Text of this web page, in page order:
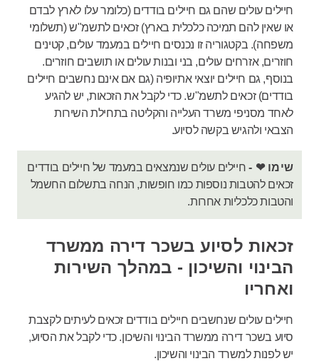
חיילים עולים שהם גם חיילים בודדים (כלומר עלו לארץ לבדם
או שאין להם תמיכה כלכלית בארץ) זכאים לתשמ"ש (תשלומי
משפחה). בקטגוריה זו נכנסים חיילים במעמד עולים, קטינים
חוזרים, אזרחים עולים, בני ובנות עולים או תושבים חוזרים.
בנוסף, גם חיילים יוצאי אתיופיה (גם אם אינם נחשבים חיילים
בודדים) זכאים לתשמ"ש. כדי לקבל את הזכאות, יש להגיע
לאחד מסניפי משרד העלייה והקליטה בתחילת השירות
הצבאי ולהגיש בקשה לסיוע.
שימו ❤ - חיילים עולים שנמצאים במעמד של חיילים בודדים
זכאים להטבות נוספות כמו חופשות, הנחה בתשלום החשמל
והטבות כלכליות אחרות.
זכאות לסיוע בשכר דירה ממשרד
הבינוי והשיכון - במהלך השירות
ואחריו
חיילים עולים שנחשבים חיילים בודדים זכאים לעיתים לקצבת
סיוע בשכר דירה ממשרד הבינוי והשיכון. כדי לקבל את הסיוע,
יש לפנות למשרד הבינוי והשיכון.